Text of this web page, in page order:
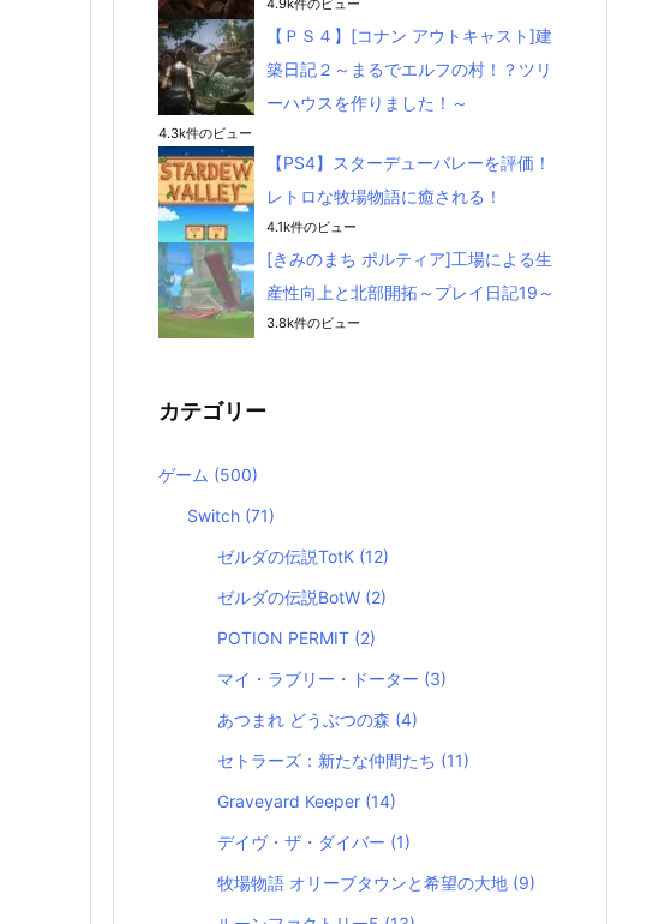
4.9k件のビュー
【ＰＳ４】[コナン アウトキャスト]建
築日記２～まるでエルフの村！？ツリ
ーハウスを作りました！～
4.3k件のビュー
【PS4】スターデューバレーを評価！
レトロな牧場物語に癒される！
4.1k件のビュー
[きみのまち ポルティア]工場による生
産性向上と北部開拓～プレイ日記19～
3.8k件のビュー
カテゴリー
ゲーム (500)
Switch (71)
ゼルダの伝説TotK (12)
ゼルダの伝説BotW (2)
POTION PERMIT (2)
マイ・ラブリー・ドーター (3)
あつまれ どうぶつの森 (4)
セトラーズ：新たな仲間たち (11)
Graveyard Keeper (14)
デイヴ・ザ・ダイバー (1)
牧場物語 オリーブタウンと希望の大地 (9)